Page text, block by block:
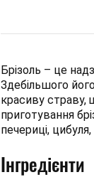
Брізоль – це
Здебільшого
красиву страву,
приготування
печериці,
Інгредієнти